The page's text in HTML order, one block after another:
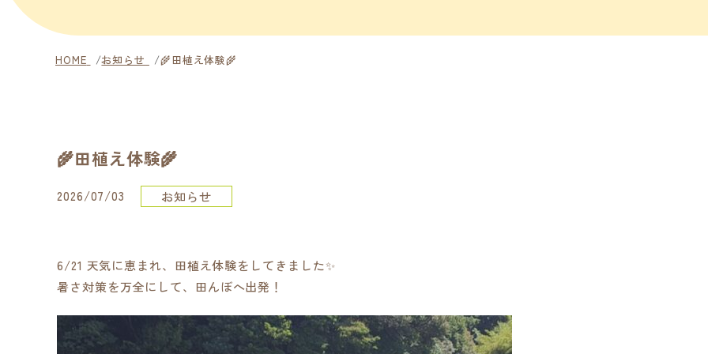
HOME お知らせ 🌾田植え体験🌾
🌾田植え体験🌾
2026/07/03 お知らせ
6/21 天気に恵まれ、田植え体験をしてきました✨
暑さ対策を万全にして、田んぼへ出発！